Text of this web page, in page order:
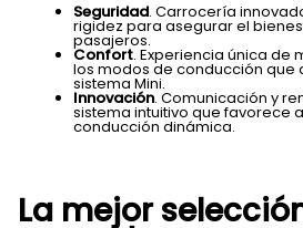
Seguridad. Carrocería
rigidez para asegurar el
pasajeros.
Confort. Experiencia única de
los modos de conducción que
sistema Mini.
Innovación. Comunicación y
sistema intuitivo que favorece
conducción dinámica.
La mejor